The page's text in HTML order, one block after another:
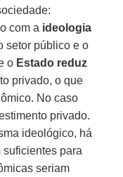
com a ideologia
setor público e o
o Estado reduz
privado, o que
No caso
privado.
ideológico, há
suficientes para
seriam